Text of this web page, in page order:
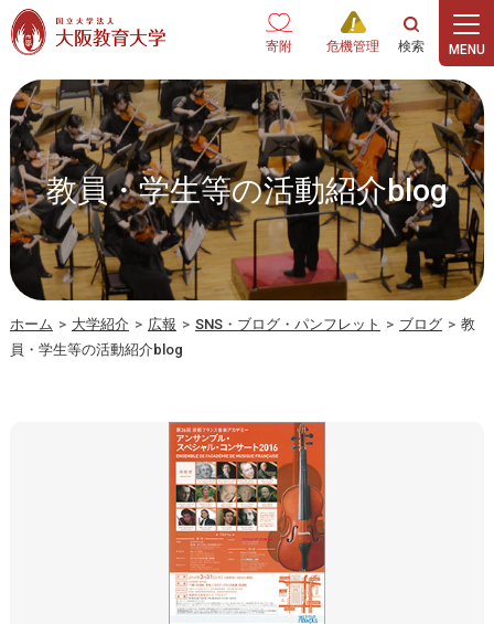
本文へ
寄附 危機管理
教員・学生等の活動紹介blog
ホーム > 大学紹介 > 広報 > SNS・ブログ・パンフレット > ブログ > 教
員・学生等の活動紹介blog